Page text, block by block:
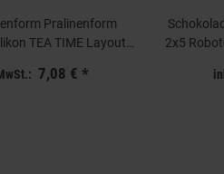
Pralinenform
TEA TIME Layout
7,08 € *
2x5